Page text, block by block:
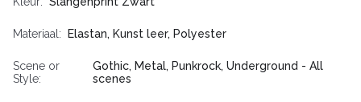
Materiaal Elastan, Kunst leer, Polyester
Scene or
Style
Gothic, Metal, Punkrock, Underground - All
scenes